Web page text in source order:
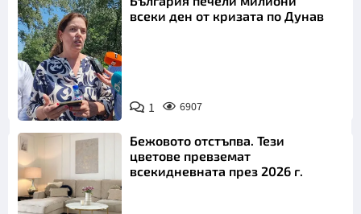
Снимка: БТА
всеки ден от кризата по Дунав
1 6907
Бежовото отстъпва. Тези
цветове превземат
всекидневната през 2026 г.